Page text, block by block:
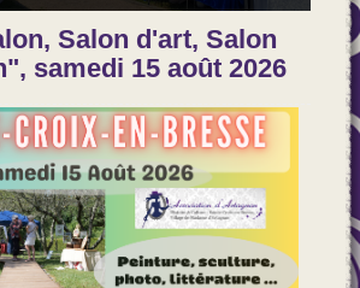
Salon d'art, Salon
samedi 15 août 2026